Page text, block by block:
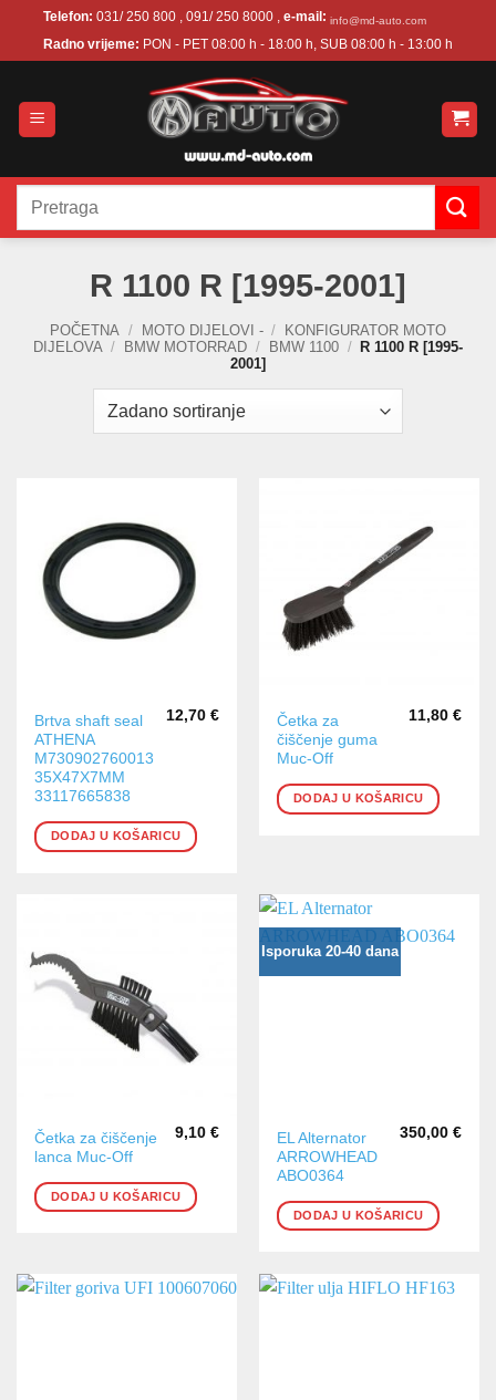
Telefon: 031/ 250 800 , 091/ 250 8000 , e-mail: info@md-auto.com
Radno vrijeme: PON - PET 08:00 h - 18:00 h, SUB 08:00 h - 13:00 h
Pretraži:
R 1100 R [1995-2001]
POČETNA / MOTO DIJELOVI - /
KONFIGURATOR MOTO
DIJELOVA / BMW MOTORRAD / BMW 1100 /
R 1100 R [1995-
2001]
Brtva shaft seal
ATHENA
M730902760013
35X47X7MM
33117665838
12,70 €
DODAJ U KOŠARICU
Četka za
čiščenje guma
Muc-Off
11,80 €
DODAJ U KOŠARICU
Četka za čiščenje
lanca Muc-Off
9,10 €
DODAJ U KOŠARICU
Isporuka 20-40 dana
EL Alternator
ARROWHEAD
ABO0364
350,00 €
DODAJ U KOŠARICU